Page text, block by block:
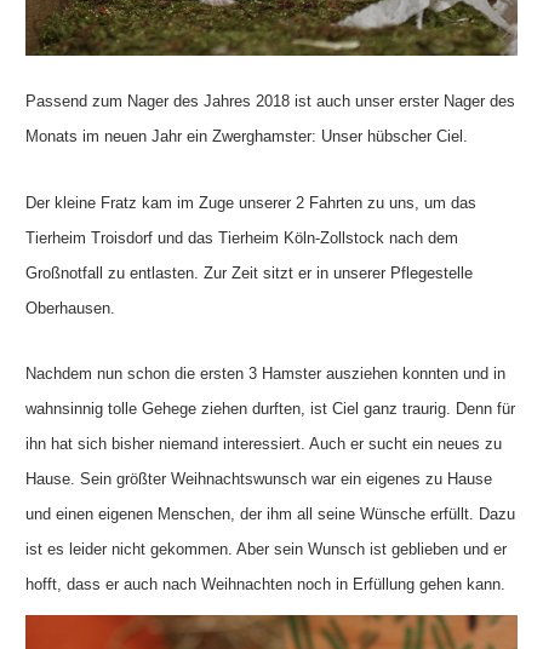
Passend zum Nager des Jahres 2018 ist auch unser erster Nager des
Monats im neuen Jahr ein Zwerghamster: Unser hübscher Ciel.
Der kleine Fratz kam im Zuge unserer 2 Fahrten zu uns, um das
Tierheim Troisdorf und das Tierheim Köln-Zollstock nach dem
Großnotfall zu entlasten. Zur Zeit sitzt er in unserer Pflegestelle
Oberhausen.
Nachdem nun schon die ersten 3 Hamster ausziehen konnten und in
wahnsinnig tolle Gehege ziehen durften, ist Ciel ganz traurig. Denn für
ihn hat sich bisher niemand interessiert. Auch er sucht ein neues zu
Hause. Sein größter Weihnachtswunsch war ein eigenes zu Hause
und einen eigenen Menschen, der ihm all seine Wünsche erfüllt. Dazu
ist es leider nicht gekommen. Aber sein Wunsch ist geblieben und er
hofft, dass er auch nach Weihnachten noch in Erfüllung gehen kann.